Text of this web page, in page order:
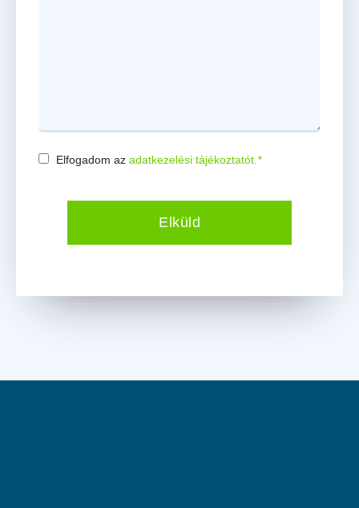
Consent*
Elfogadom az adatkezelési tájékoztatót. *
Elküld